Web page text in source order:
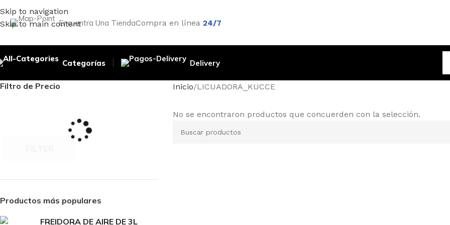
Skip to navigation
Skip to main contentEncuentra Una TiendaCompra en línea 24/7
Categorías Delivery
Filtro de Precio
Productos más populares
FREIDORA DE AIRE DE 3L
Inicio LICUADORA_KUCCE
No se encontraron productos que concuerden con la selección.